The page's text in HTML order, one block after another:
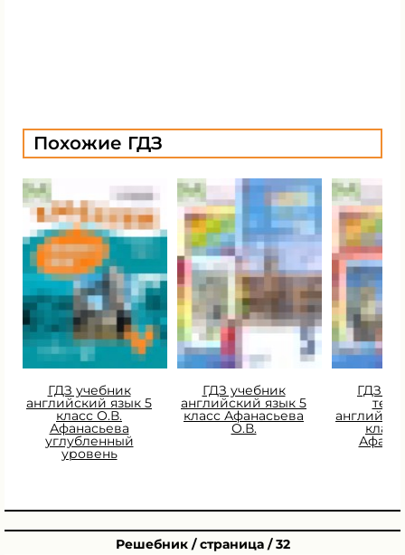
Похожие ГДЗ
ГДЗ учебник
английский язык 5
класс О.В.
Афанасьева
углубленный
уровень
ГДЗ учебник
английский язык 5
класс Афанасьева
О.В.
ГДЗ
Решебник / страница / 32